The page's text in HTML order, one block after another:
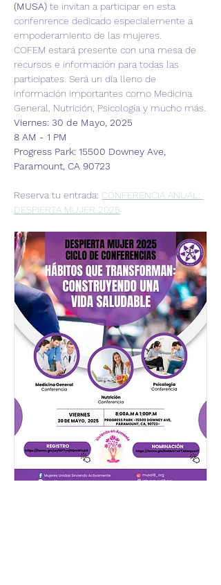
(MUSA) te invitan a participar en esta
confenrence dedicado especialemente a
empoderamiento de las mujeres.
COFEM estará presente con una mesa de
recursos e información para todas las
participates. Será un día lleno de
información importantes como Medicina
General, Nutrición, Psicología y mucho más.
Viernes: 30 de Mayo, 2025
8 AM - 1 PM
Progress Park: 15500 Downey Ave,
Paramount, CA 90723
Reserva tu entrada: CONFERENCIA ANUAL:
DESPIERTA MUJER 2025